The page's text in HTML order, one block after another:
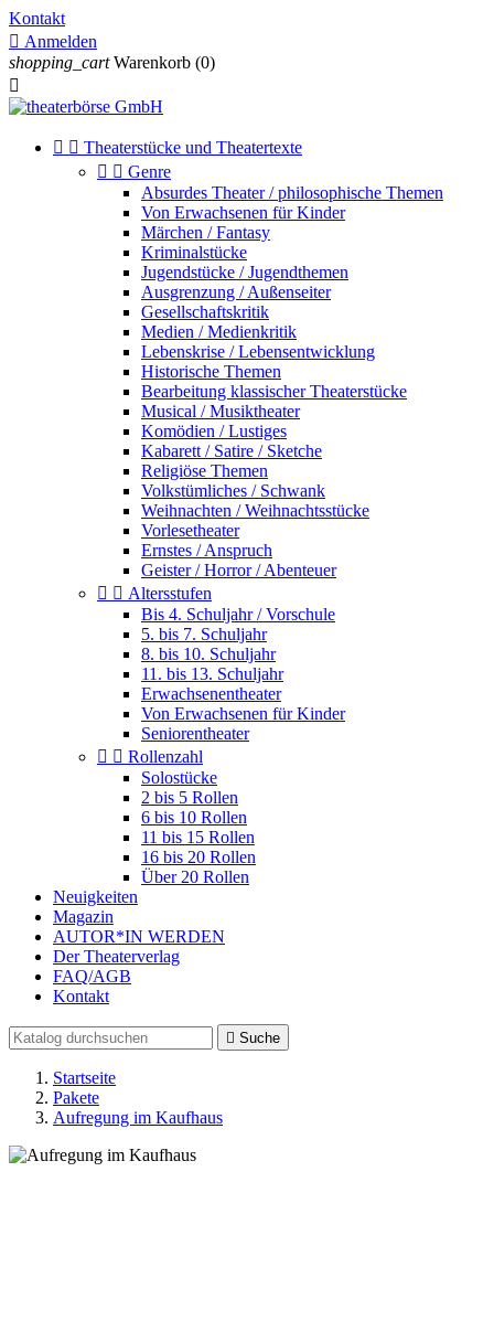
Kontakt
 Anmelden
shopping_cart Warenkorb (0)

  Theaterstücke und Theatertexte
  Genre
Absurdes Theater / philosophische Themen
Von Erwachsenen für Kinder
Märchen / Fantasy
Kriminalstücke
Jugendstücke / Jugendthemen
Ausgrenzung / Außenseiter
Gesellschaftskritik
Medien / Medienkritik
Lebenskrise / Lebensentwicklung
Historische Themen
Bearbeitung klassischer Theaterstücke
Musical / Musiktheater
Komödien / Lustiges
Kabarett / Satire / Sketche
Religiöse Themen
Volkstümliches / Schwank
Weihnachten / Weihnachtsstücke
Vorlesetheater
Ernstes / Anspruch
Geister / Horror / Abenteuer
  Altersstufen
Bis 4. Schuljahr / Vorschule
5. bis 7. Schuljahr
8. bis 10. Schuljahr
11. bis 13. Schuljahr
Erwachsenentheater
Von Erwachsenen für Kinder
Seniorentheater
  Rollenzahl
Solostücke
2 bis 5 Rollen
6 bis 10 Rollen
11 bis 15 Rollen
16 bis 20 Rollen
Über 20 Rollen
Neuigkeiten
Magazin
AUTOR*IN WERDEN
Der Theaterverlag
FAQ/AGB
Kontakt
 Suche
Startseite
Pakete
Aufregung im Kaufhaus